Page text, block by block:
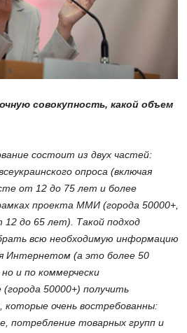
совокупность, какой объем
состоит из двух частей:
опроса (включая
от 12 до 75 лет и более
проекта ММИ (города 50000+,
12 до 65 лет). Такой подход
всю необходимую информацию
Интернетом (а это более 50
и по коммерчески
50000+) получить
очень востребованны:
потребление товарных групп и